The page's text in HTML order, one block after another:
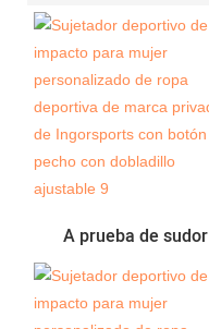
A prueba de sudor